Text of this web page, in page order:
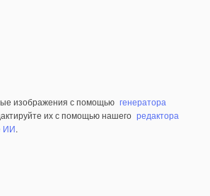
изображения с помощью генератора
их с помощью нашего редактора
ИИ.